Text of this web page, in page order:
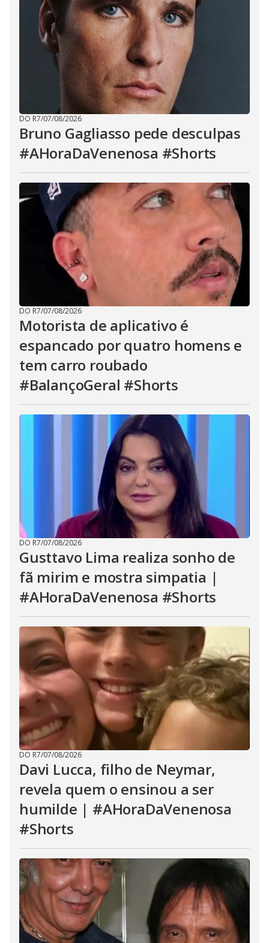
DO R7/07/08/2026
Bruno Gagliasso pede desculpas
#AHoraDaVenenosa #Shorts
DO R7/07/08/2026
Motorista de aplicativo é
espancado por quatro homens e
tem carro roubado
#BalançoGeral #Shorts
DO R7/07/08/2026
Gusttavo Lima realiza sonho de
fã mirim e mostra simpatia |
#AHoraDaVenenosa #Shorts
DO R7/07/08/2026
Davi Lucca, filho de Neymar,
revela quem o ensinou a ser
humilde | #AHoraDaVenenosa
#Shorts